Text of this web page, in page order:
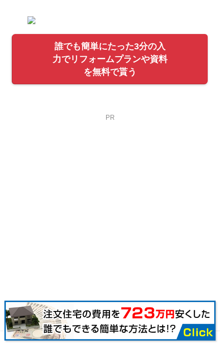
誰でも簡単にたった3分の入
力でリフォームプランや資料
を無料で貰う
PR
サイトマップ